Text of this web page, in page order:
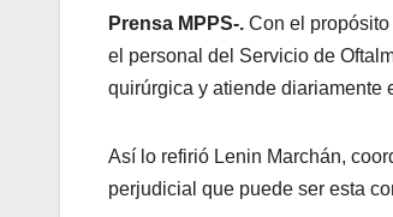
Prensa MPPS-. Con el
el personal del Servicio de
quirúrgica y atiende diariamente
Así lo refirió Lenin Marchán,
perjudicial que puede ser esta